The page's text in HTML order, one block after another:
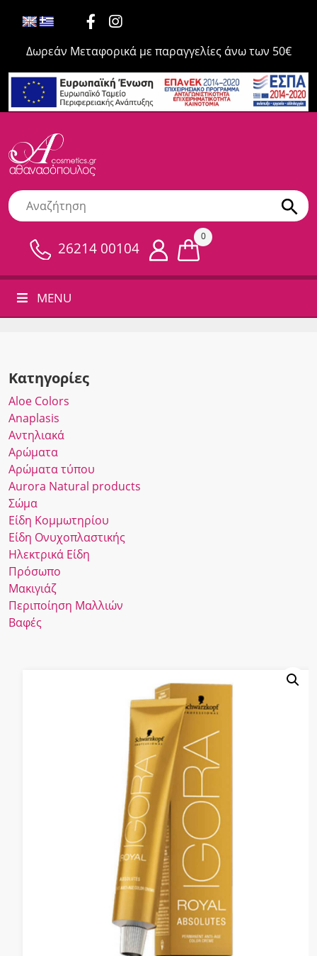
Δωρεάν Μεταφορικά με παραγγελίες άνω των 50€
26214 00104
0
MENU
Κατηγορίες
Αloe Colors
Anaplasis
Αντηλιακά
Αρώματα
Αρώματα τύπου
Αurora Νatural products
Σώμα
Είδη Κομμωτηρίου
Είδη Ονυχοπλαστικής
Ηλεκτρικά Είδη
Πρόσωπο
Μακιγιάζ
Περιποίηση Μαλλιών
Βαφές